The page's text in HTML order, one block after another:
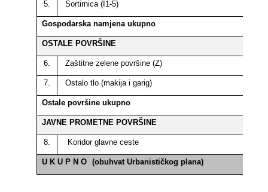
5. Sortirnica (I1-5)
Gospodarska namjena ukupno
OSTALE POVRŠINE
6. Zaštitne zelene površine (Z)
7. Ostalo tlo (makija i garig)
Ostale površine ukupno
JAVNE PROMETNE POVRŠINE
8. Koridor glavne ceste
U K U P N O (obuhvat Urbanističkog plana)